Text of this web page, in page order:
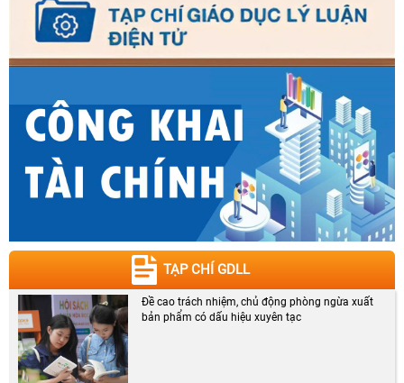
TẠP CHÍ GDLL
Đề cao trách nhiệm, chủ động phòng ngừa xuất
bản phẩm có dấu hiệu xuyên tạc